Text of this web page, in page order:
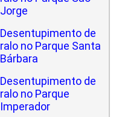
Jorge
Desentupimento de
ralo no Parque Santa
Bárbara
Desentupimento de
ralo no Parque
Imperador